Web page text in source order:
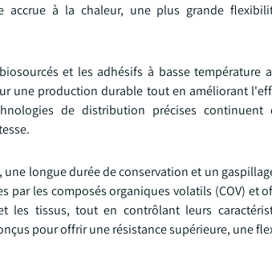
à la chaleur, une plus grande
et les adhésifs à basse température
une production durable tout en améliorant
de distribution précises continuent
longue durée de conservation et un
par les composés organiques volatils (COV) et
les tissus, tout en contrôlant leurs
pour offrir une résistance supérieure, une